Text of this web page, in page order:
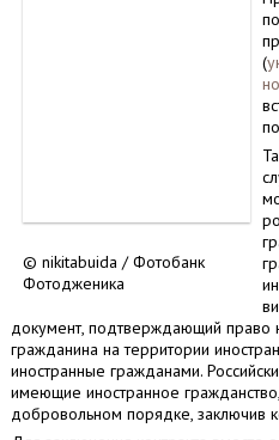
© nikitabuida / Фотобанк
Фотодженика
(
документ, подтверждающий право
гражданина на территории
иностранные гражданами.
имеющие иностранное
добровольном порядке, заключив